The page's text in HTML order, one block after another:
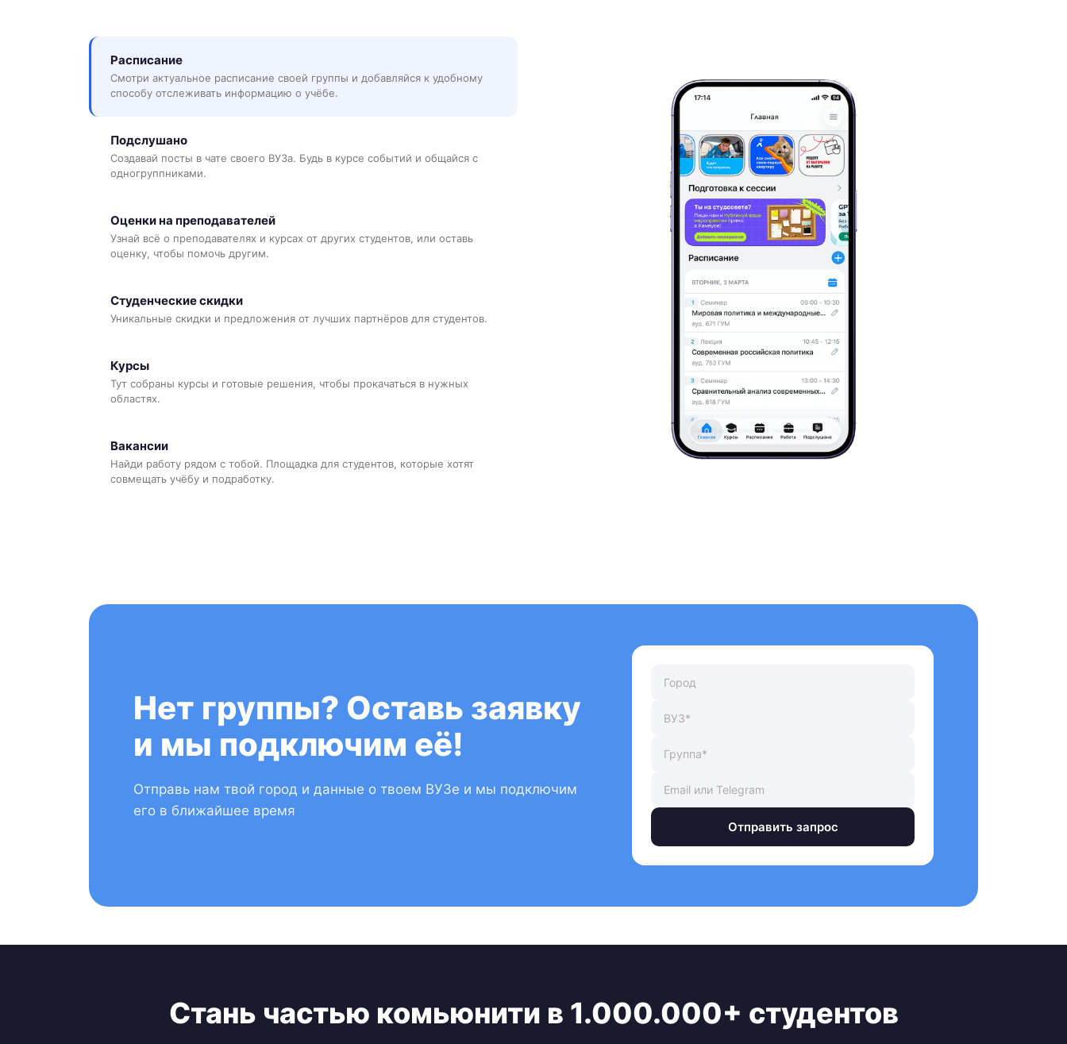
Расписание
Смотри актуальное расписание своей группы и добавляйся к удобному
способу отслеживать информацию о учёбе.
Подслушано
Создавай посты в чате своего ВУЗа. Будь в курсе событий и общайся с
одногруппниками.
Оценки на преподавателей
Узнай всё о преподавателях и курсах от других студентов, или оставь
оценку, чтобы помочь другим.
Студенческие скидки
Уникальные скидки и предложения от лучших партнёров для студентов.
Курсы
Тут собраны курсы и готовые решения, чтобы прокачаться в нужных
областях.
Вакансии
Найди работу рядом с тобой. Площадка для студентов, которые хотят
совмещать учёбу и подработку.
Нет группы? Оставь заявку
и мы подключим её!
Отправь нам твой город и данные о твоем ВУЗе и мы подключим
его в ближайшее время
Отправить запрос
Стань частью комьюнити в 1.000.000+ студентов